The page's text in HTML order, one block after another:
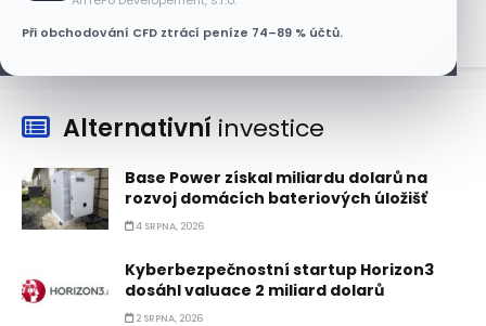
Při obchodování CFD ztrácí peníze 74–89 % účtů.
Alternativní investice
Base Power získal miliardu dolarů na
rozvoj domácích bateriových úložišť
4 SRPNA, 2026
Kyberbezpečnostní startup Horizon3
dosáhl valuace 2 miliard dolarů
2 SRPNA, 2026